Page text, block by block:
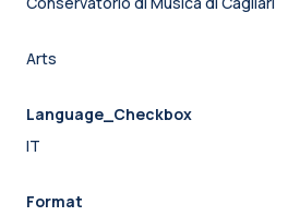
Arts
Language_Checkbox
IT
Format